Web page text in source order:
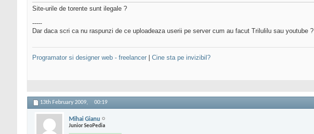
Site-urile de torente sunt ilegale ?
-----
Dar daca scri ca nu raspunzi de ce uploadeaza userii pe server cum au facut Trilulilu sau youtube ?
Programator si designer web - freelancer Cine sta pe invizibil?
13th February 2009, 00:19
Mihai Gianu
Junior SeoPedia